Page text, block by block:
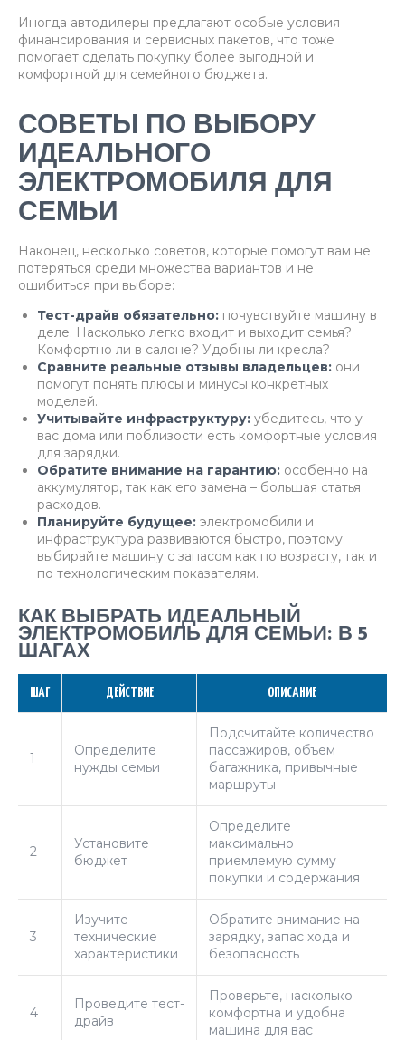
Иногда автодилеры предлагают особые условия
финансирования и сервисных пакетов, что тоже
помогает сделать покупку более выгодной и
комфортной для семейного бюджета.
СОВЕТЫ ПО ВЫБОРУ
ИДЕАЛЬНОГО
ЭЛЕКТРОМОБИЛЯ ДЛЯ
СЕМЬИ
Наконец, несколько советов, которые помогут вам не
потеряться среди множества вариантов и не
ошибиться при выборе:
Тест-драйв обязательно: почувствуйте машину в
деле. Насколько легко входит и выходит семья?
Комфортно ли в салоне? Удобны ли кресла?
Сравните реальные отзывы владельцев: они
помогут понять плюсы и минусы конкретных
моделей.
Учитывайте инфраструктуру: убедитесь, что у
вас дома или поблизости есть комфортные условия
для зарядки.
Обратите внимание на гарантию: особенно на
аккумулятор, так как его замена – большая статья
расходов.
Планируйте будущее: электромобили и
инфраструктура развиваются быстро, поэтому
выбирайте машину с запасом как по возрасту, так и
по технологическим показателям.
КАК ВЫБРАТЬ ИДЕАЛЬНЫЙ
ЭЛЕКТРОМОБИЛЬ ДЛЯ СЕМЬИ: В 5
ШАГАХ
ШАГ ДЕЙСТВИЕ ОПИСАНИЕ
1
Определите
нужды семьи
Подсчитайте количество
пассажиров, объем
багажника, привычные
маршруты
2
Установите
бюджет
Определите
максимально
приемлемую сумму
покупки и содержания
3
Изучите
технические
характеристики
Обратите внимание на
зарядку, запас хода и
безопасность
4
Проведите тест-
драйв
Проверьте, насколько
комфортна и удобна
машина для вас